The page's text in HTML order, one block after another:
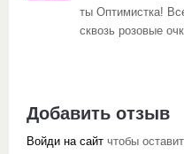
ты Оптимистка!
сквозь розовые
Добавить отзыв
Войди на сайт чтобы